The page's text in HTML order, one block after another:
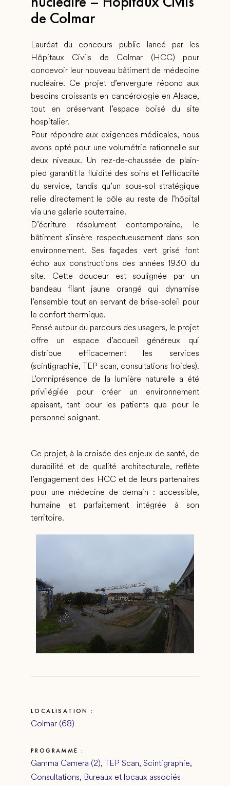
de Colmar
Lauréat du concours public lancé par les
Hôpitaux Civils de Colmar (HCC) pour
concevoir leur nouveau bâtiment de médecine
nucléaire. Ce projet d’envergure répond aux
besoins croissants en cancérologie en Alsace,
tout en préservant l’espace boisé du site
hospitalier.
Pour répondre aux exigences médicales, nous
avons opté pour une volumétrie rationnelle sur
deux niveaux. Un rez-de-chaussée de plain-
pied garantit la fluidité des soins et l’efficacité
du service, tandis qu’un sous-sol stratégique
relie directement le pôle au reste de l’hôpital
via une galerie souterraine.
D’écriture résolument contemporaine, le
bâtiment s’insère respectueusement dans son
environnement. Ses façades vert grisé font
écho aux constructions des années 1930 du
site. Cette douceur est soulignée par un
bandeau filant jaune orangé qui dynamise
l’ensemble tout en servant de brise-soleil pour
le confort thermique.
Pensé autour du parcours des usagers, le projet
offre un espace d’accueil généreux qui
distribue efficacement les services
(scintigraphie, TEP scan, consultations froides).
L’omniprésence de la lumière naturelle a été
privilégiée pour créer un environnement
apaisant, tant pour les patients que pour le
personnel soignant.
Ce projet, à la croisée des enjeux de santé, de
durabilité et de qualité architecturale, reflète
l’engagement des HCC et de leurs partenaires
pour une médecine de demain : accessible,
humaine et parfaitement intégrée à son
territoire.
LOCALISATION :
Colmar (68)
PROGRAMME :
Gamma Camera (2), TEP Scan, Scintigraphie,
Consultations, Bureaux et locaux associés